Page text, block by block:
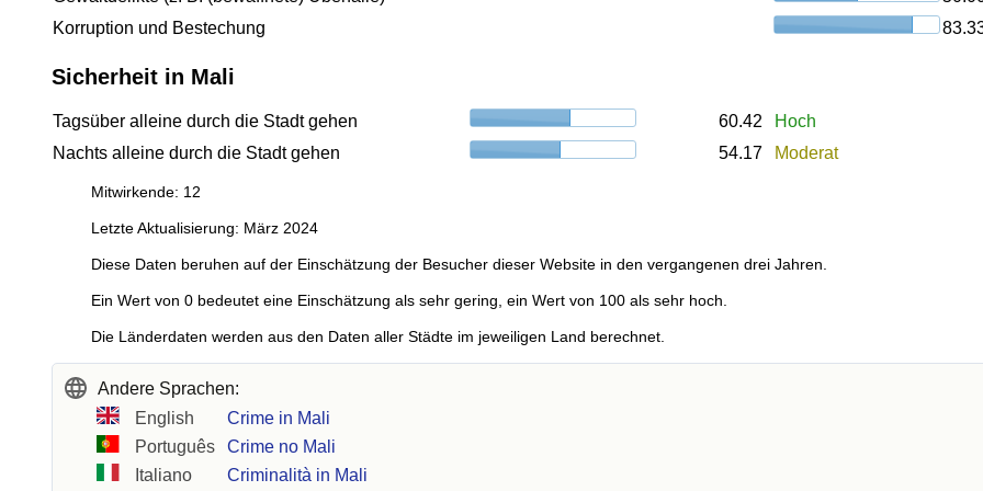
Korruption und Bestechung
Sicherheit in Mali
Tagsüber alleine durch die Stadt gehen 60.42
Hoch
Nachts alleine durch die Stadt gehen
54.17 Moderat
Mitwirkende: 12
Letzte Aktualisierung: März 2024
Diese Daten beruhen auf der Einschätzung der Besucher dieser Website in den vergangenen drei Jahren.
Ein Wert von 0 bedeutet eine Einschätzung als sehr gering, ein Wert von 100 als sehr hoch.
Die Länderdaten werden aus den Daten aller Städte im jeweiligen Land berechnet.
Andere Sprachen:
English
Crime in Mali
Português
Crime no Mali
Italiano
Criminalità in Mali